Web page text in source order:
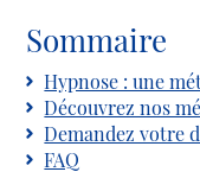
Sommaire
Hypnose : une
Découvrez nos
Demandez votre
FAQ